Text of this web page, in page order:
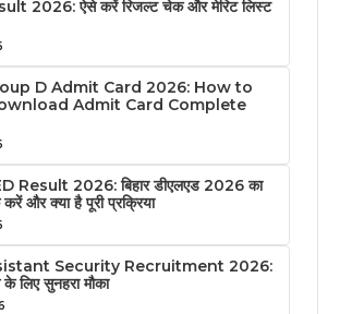
2026: ऐसे करें रिजल्ट चेक और मेरिट लिस्ट
D Admit Card 2026: How to
Admit Card Complete
Result 2026: बिहार डीएलएड 2026 का
और क्या है पूरी प्रक्रिया
Security Recruitment 2026:
लिए सुनहरा मौका